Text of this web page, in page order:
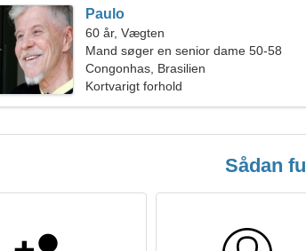
Paulo
60 år, Vægten
Mand søger en senior dame 50-58
Congonhas, Brasilien
Kortvarigt forhold
Sådan